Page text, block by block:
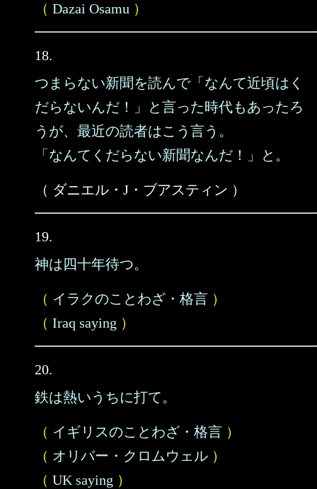
（ Dazai Osamu ）
18.
つまらない新聞を読んで「なんて近頃はく
だらないんだ！」と言った時代もあったろ
うが、最近の読者はこう言う。
「なんてくだらない新聞なんだ！」と。
（ ダニエル・J・ブアスティン ）
19.
神は四十年待つ。
（ イラクのことわざ・格言 ）
（ Iraq saying ）
20.
鉄は熱いうちに打て。
（ イギリスのことわざ・格言 ）
（ オリバー・クロムウェル ）
（ UK saying ）